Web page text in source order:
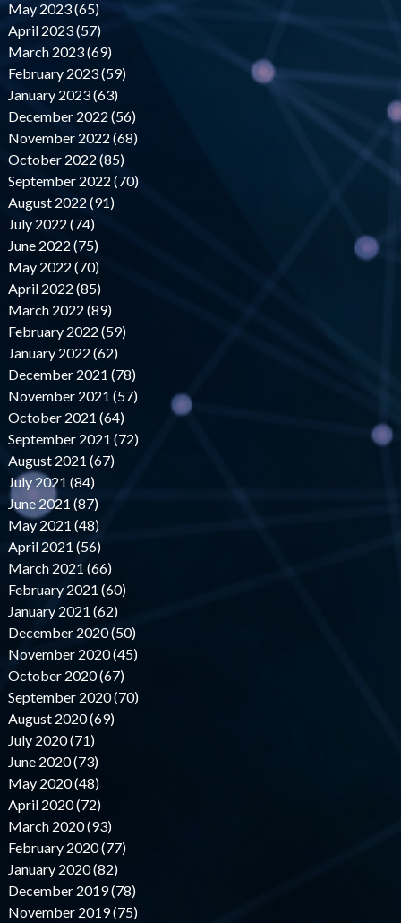
May 2023 (65)
April 2023 (57)
March 2023 (69)
February 2023 (59)
January 2023 (63)
December 2022 (56)
November 2022 (68)
October 2022 (85)
September 2022 (70)
August 2022 (91)
July 2022 (74)
June 2022 (75)
May 2022 (70)
April 2022 (85)
March 2022 (89)
February 2022 (59)
January 2022 (62)
December 2021 (78)
November 2021 (57)
October 2021 (64)
September 2021 (72)
August 2021 (67)
July 2021 (84)
June 2021 (87)
May 2021 (48)
April 2021 (56)
March 2021 (66)
February 2021 (60)
January 2021 (62)
December 2020 (50)
November 2020 (45)
October 2020 (67)
September 2020 (70)
August 2020 (69)
July 2020 (71)
June 2020 (73)
May 2020 (48)
April 2020 (72)
March 2020 (93)
February 2020 (77)
January 2020 (82)
December 2019 (78)
November 2019 (75)